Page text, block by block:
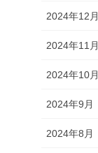
2024年12月
2024年11月
2024年10月
2024年9月
2024年8月